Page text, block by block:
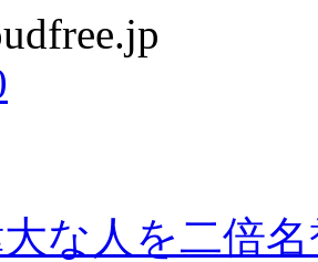
な人を二倍